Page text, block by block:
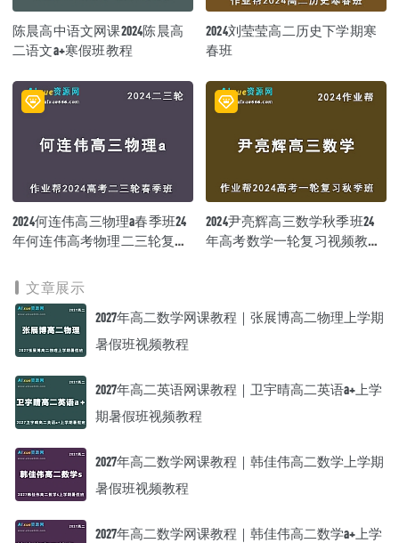
陈晨高中语文网课2024陈晨高
二语文a+寒假班教程
2024刘莹莹高二历史下学期寒
春班
2024何连伟高三物理a春季班24
年何连伟高考物理二三轮复习
2024尹亮辉高三数学秋季班24
年高考数学一轮复习视频教程
文章展示
2027年高二数学网课教程｜张展博高二物理上学期
暑假班视频教程
2027年高二英语网课教程｜卫宇晴高二英语a+上学
期暑假班视频教程
2027年高二数学网课教程｜韩佳伟高二数学上学期
暑假班视频教程
2027年高二数学网课教程｜韩佳伟高二数学a+上学